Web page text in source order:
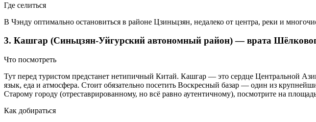
Где селиться
В Чэнду оптимально остановиться в районе Цзиньцзян, недалеко от центра, реки и
3. Кашгар (Синьцзян-Уйгурский автономный район) — врата
Что посмотреть
Тут перед туристом предстанет нетипичный Китай. Кашгар — это сердце Центральной
язык, еда и атмосфера. Стоит обязательно посетить Воскресный базар — один из
Старому городу (отреставрированному, но всё равно аутентичному), посмотрите на
Как добираться